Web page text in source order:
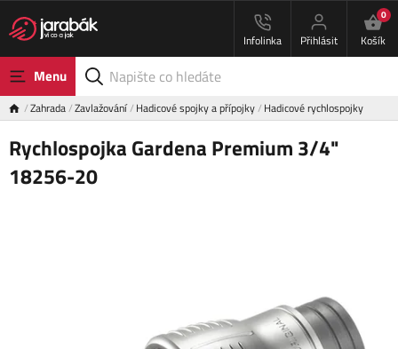
Infolinka Přihlásit
0
Košík
Menu
Zahrada Zavlažování Hadicové spojky a přípojky Hadicové rychlospojky
Rychlospojka Gardena Premium 3/4"
18256-20